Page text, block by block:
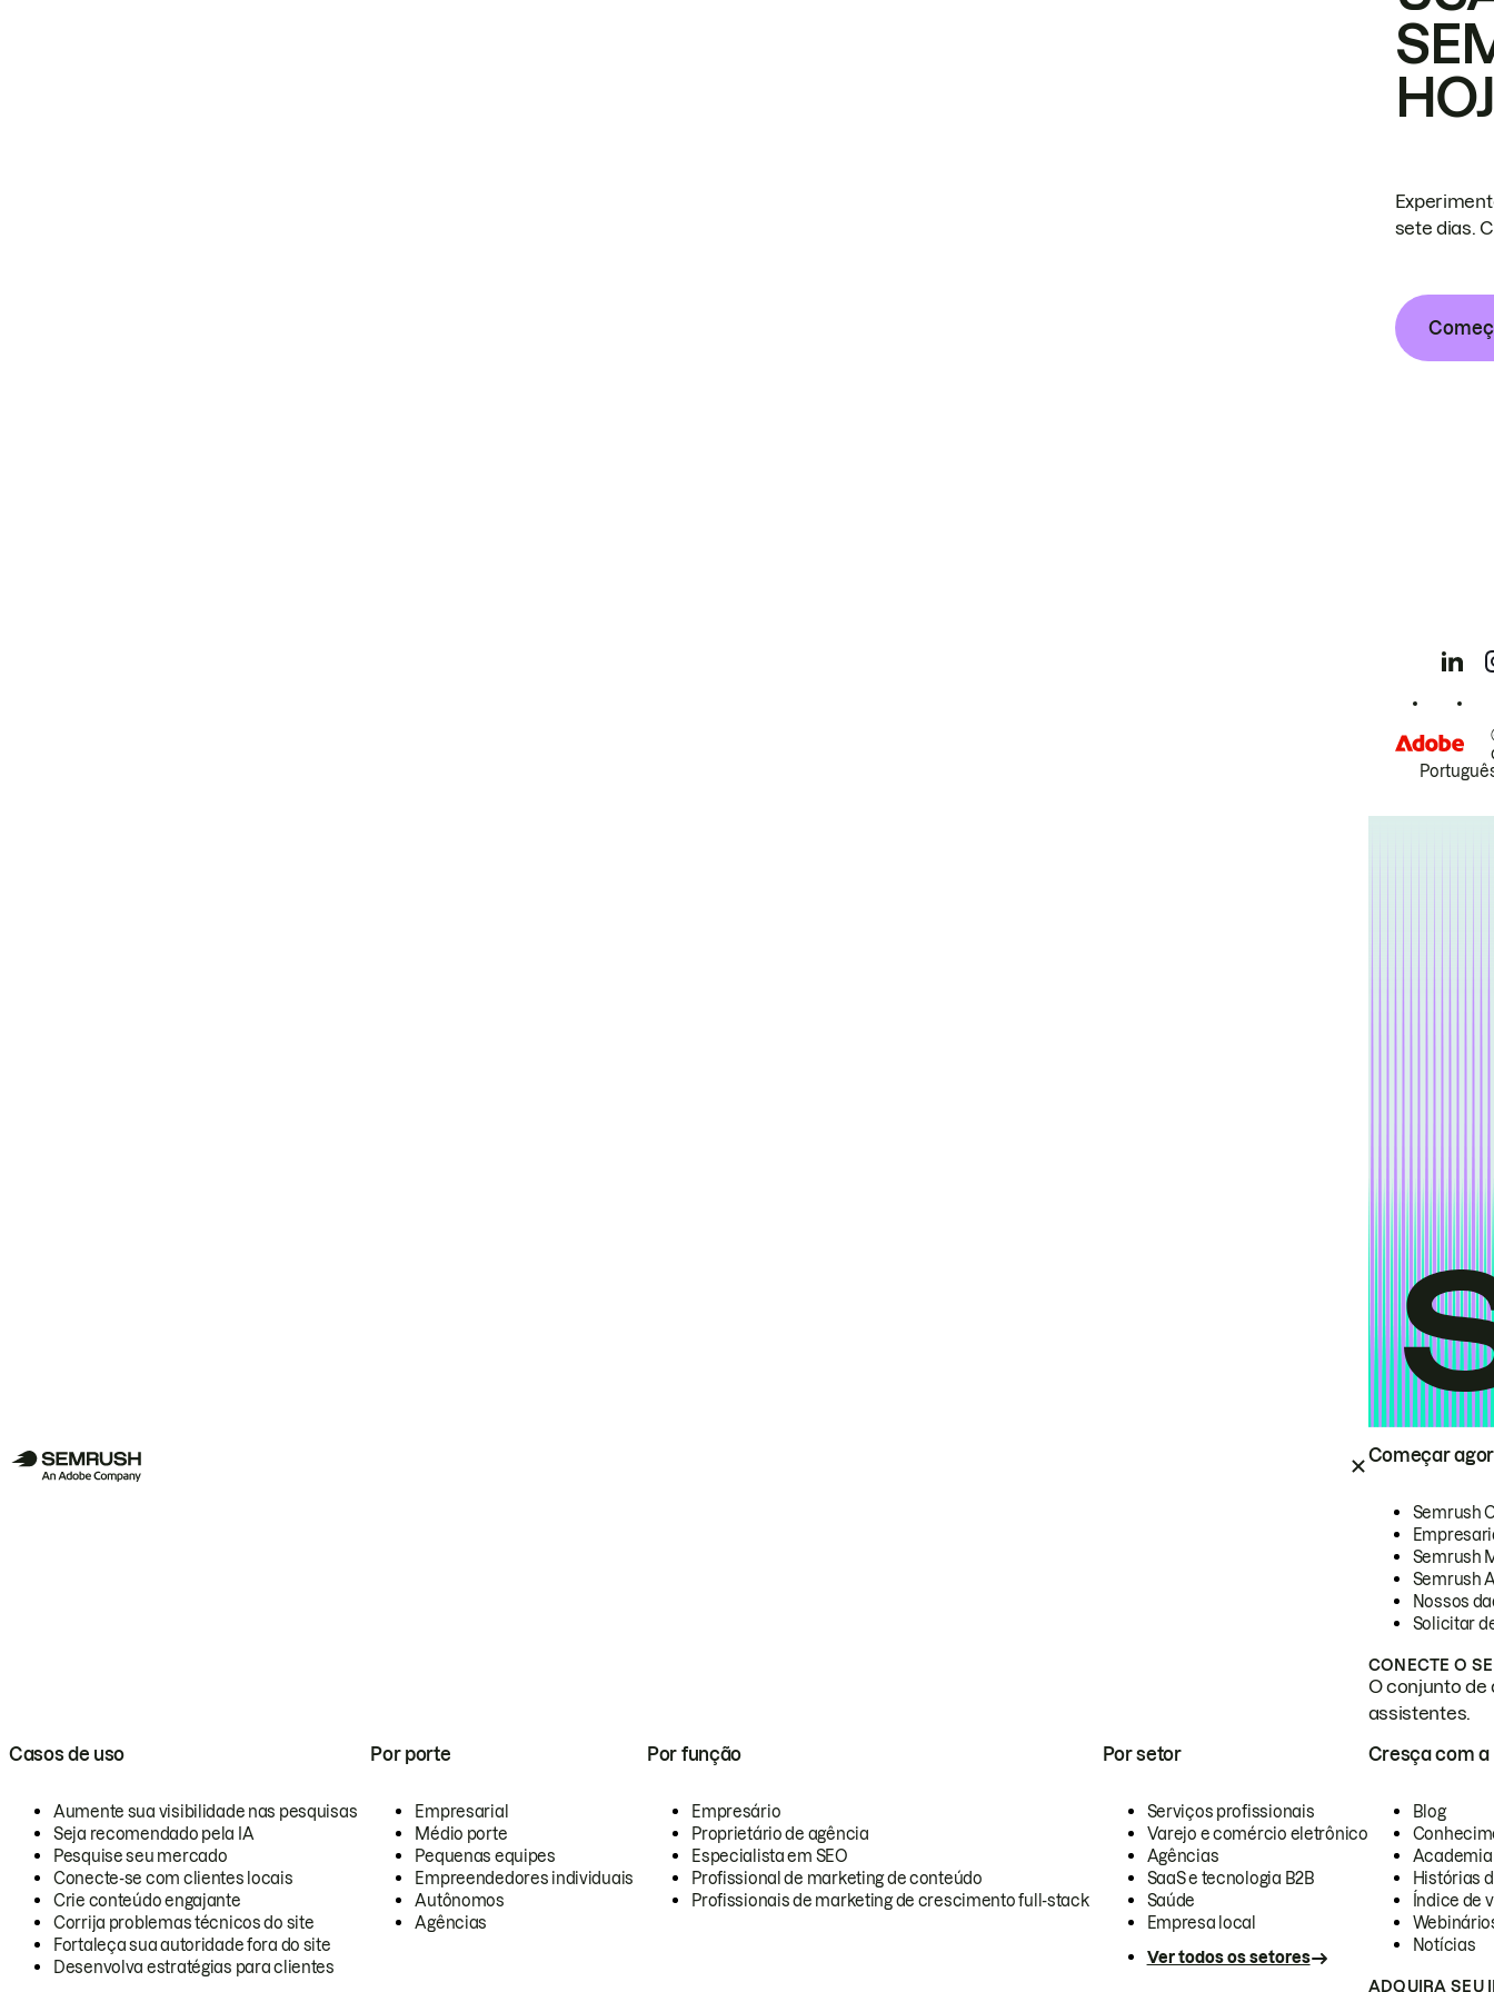
Começar
Semrush
Semrush
Semrush
Nossos
Solicitar
CONECTE O
O conjunto de
assistentes.
Casos de uso
Aumente sua visibilidade nas pesquisas
Seja recomendado pela IA
Pesquise seu mercado
Conecte-se com clientes locais
Crie conteúdo engajante
Corrija problemas técnicos do site
Fortaleça sua autoridade fora do site
Desenvolva estratégias para clientes
Por porte
Empresarial
Médio porte
Pequenas equipes
Empreendedores individuais
Autônomos
Agências
Por função
Empresário
Proprietário de agência
Especialista em SEO
Profissional de marketing de conteúdo
Profissionais de marketing de crescimento full-stack
Por setor
Serviços profissionais
Varejo e comércio eletrônico
Agências
SaaS e tecnologia B2B
Saúde
Empresa local
Ver todos os setores
Cresça com a
Blog
Academia
Histórias
Índice de
Notícias
ADQUIRA SEU
sete dias.